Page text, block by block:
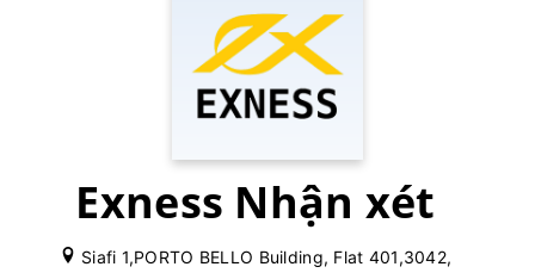
Exness Nhận xét
Siafi 1,PORTO BELLO Building, Flat 401,3042,